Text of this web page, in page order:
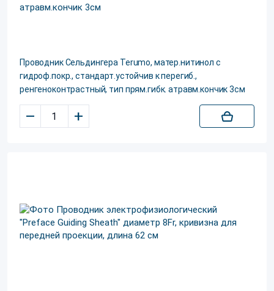
Проводник Сельдингера Terumo, матер.нитинол с
гидроф.покр., стандарт.устойчив к перегиб.,
ренгеноконтрастный, тип прям.гибк. атравм.кончик 3см
– +